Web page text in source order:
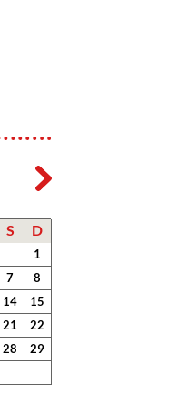
S D
1
7
8
14
15
21
22
28
29